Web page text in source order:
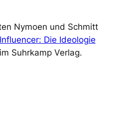
Nymoen und Schmitt
Die Ideologie
Suhrkamp Verlag.